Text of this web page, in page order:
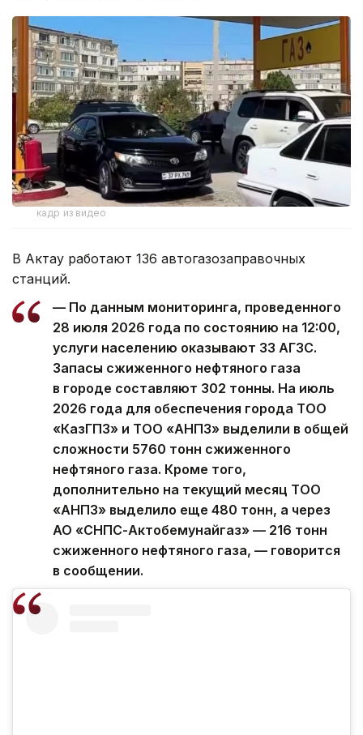
кадр из видео
В Актау работают 136 автогазозаправочных
станций.
— По данным мониторинга, проведенного
28 июля 2026 года по состоянию на 12:00,
услуги населению оказывают 33 АГЗС.
Запасы сжиженного нефтяного газа
в городе составляют 302 тонны. На июль
2026 года для обеспечения города ТОО
«КазГПЗ» и ТОО «АНПЗ» выделили в общей
сложности 5760 тонн сжиженного
нефтяного газа. Кроме того,
дополнительно на текущий месяц ТОО
«АНПЗ» выделило еще 480 тонн, а через
АО «СНПС-Актобемунайгаз» — 216 тонн
сжиженного нефтяного газа, — говорится
в сообщении.